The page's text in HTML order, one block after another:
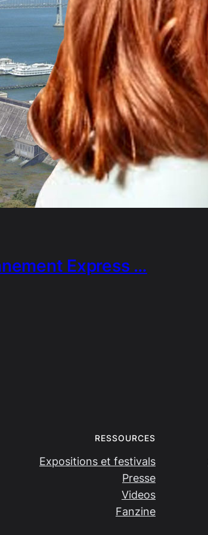
Express …
RESSOURCES
Expositions et festivals
Presse
Videos
Fanzine